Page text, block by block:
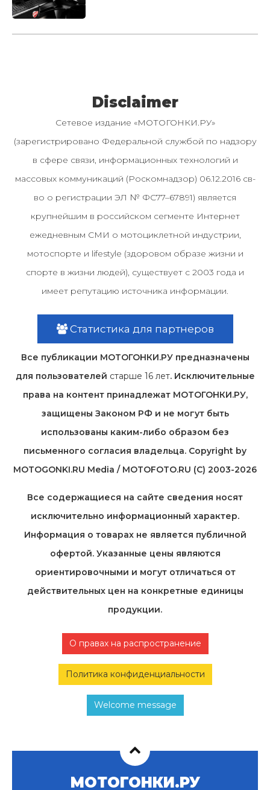
Disclaimer
Сетевое издание «МОТОГОНКИ.РУ»
(зарегистрировано Федеральной службой по надзору
в сфере связи, информационных технологий и
массовых коммуникаций (Роскомнадзор) 06.12.2016 св-
во о регистрации ЭЛ № ФС77–67891) является
крупнейшим в российском сегменте Интернет
ежедневным СМИ о мотоциклетной индустрии,
мотоспорте и lifestyle (здоровом образе жизни и
спорте в жизни людей), существует с 2003 года и
имеет репутацию источника информации.
Статистика для партнеров
Все публикации МОТОГОНКИ.РУ предназначены
для пользователей старше 16 лет. Исключительные
права на контент принадлежат МОТОГОНКИ.РУ,
защищены Законом РФ и не могут быть
использованы каким-либо образом без
письменного согласия владельца. Copyright by
MOTOGONKI.RU Media / MOTOFOTO.RU (C) 2003-2026
Все содержащиеся на cайте сведения носят
исключительно информационный характер.
Информация о товарах не является публичной
офертой. Указанные цены являются
ориентировочными и могут отличаться от
действительных цен на конкретные единицы
продукции.
О правах на распространение
Политика конфиденциальности
Welcome message
МОТОГОНКИ.РУ